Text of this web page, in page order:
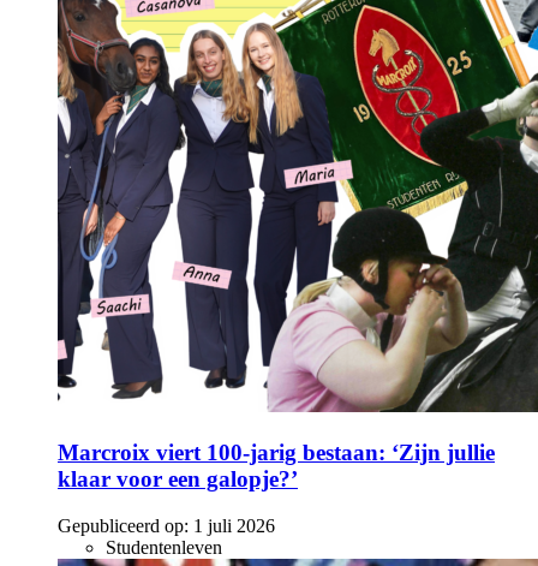
Marcroix viert 100-jarig bestaan: ‘Zijn jullie
klaar voor een galopje?’
Gepubliceerd op: 1 juli 2026
Studentenleven